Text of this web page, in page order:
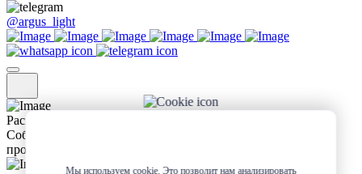
@argus_light
Расширенная гарантия
Собственная система контроля качества + гарантия на
продукцию 18 месяцев
Мы используем cookie. Это позволит нам анализировать